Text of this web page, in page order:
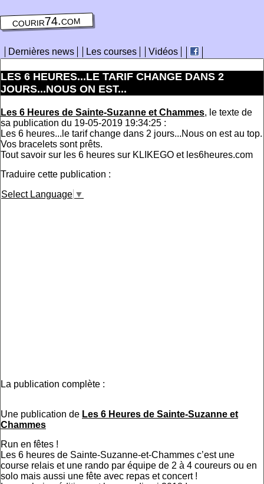
courir74.com
Dernières news Les courses Vidéos
LES 6 HEURES...LE TARIF CHANGE DANS 2
JOURS...NOUS ON EST...
Les 6 Heures de Sainte-Suzanne et Chammes, le texte de
sa publication du 19-05-2019 19:34:25 :
Les 6 heures...le tarif change dans 2 jours...Nous on est au top.
Vos bracelets sont prêts.
Tout savoir sur les 6 heures sur KLIKEGO et les6heures.com
Traduire cette publication :
Select Language ▼
La publication complète :
Une publication de Les 6 Heures de Sainte-Suzanne et
Chammes
Run en fêtes !
Les 6 heures de Sainte-Suzanne-et-Chammes c’est une
course relais et une rando par équipe de 2 à 4 coureurs ou en
solo mais aussi une fête avec repas et concert !